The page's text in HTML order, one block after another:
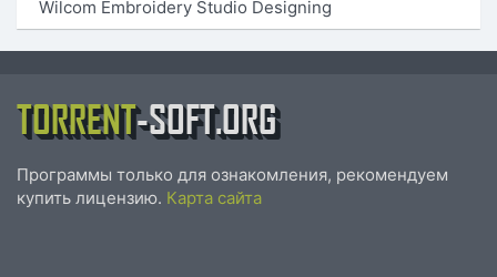
Wilcom Embroidery Studio Designing
TORRENT-SOFT.ORG
Программы только для ознакомления, рекомендуем
купить лицензию. Карта сайта